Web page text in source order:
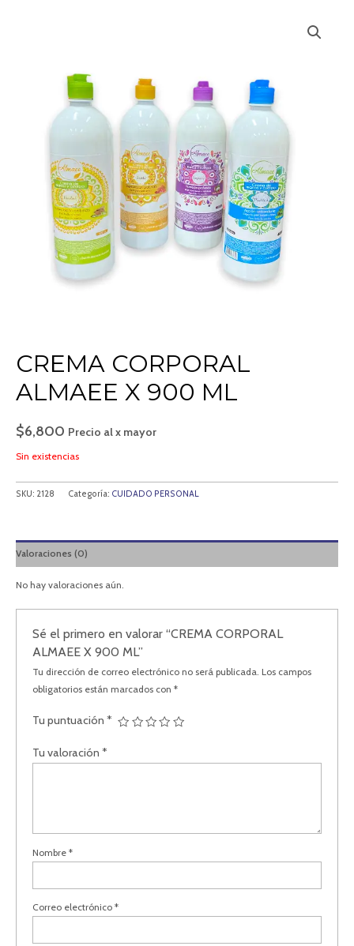
CREMA CORPORAL
ALMAEE X 900 ML
$6,800 Precio al x mayor
Sin existencias
SKU: 2128 Categoría: CUIDADO PERSONAL
Valoraciones (0)
No hay valoraciones aún.
Sé el primero en valorar “CREMA CORPORAL
ALMAEE X 900 ML”
Tu dirección de correo electrónico no será publicada. Los campos
obligatorios están marcados con*
Tu puntuación*
Tu valoración*
Nombre*
Correo electrónico*